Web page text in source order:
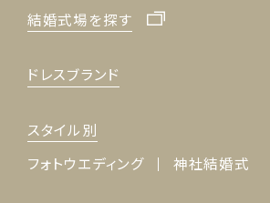
結婚式場を探す
ドレスブランド
スタイル別
フォトウエディング
神社結婚式